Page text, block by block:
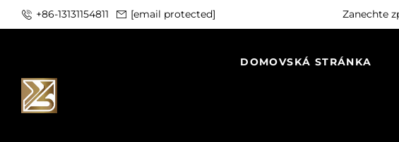
+86-13131154811 [email protected] Zanechte
DOMOVSKÁ STRÁNKA